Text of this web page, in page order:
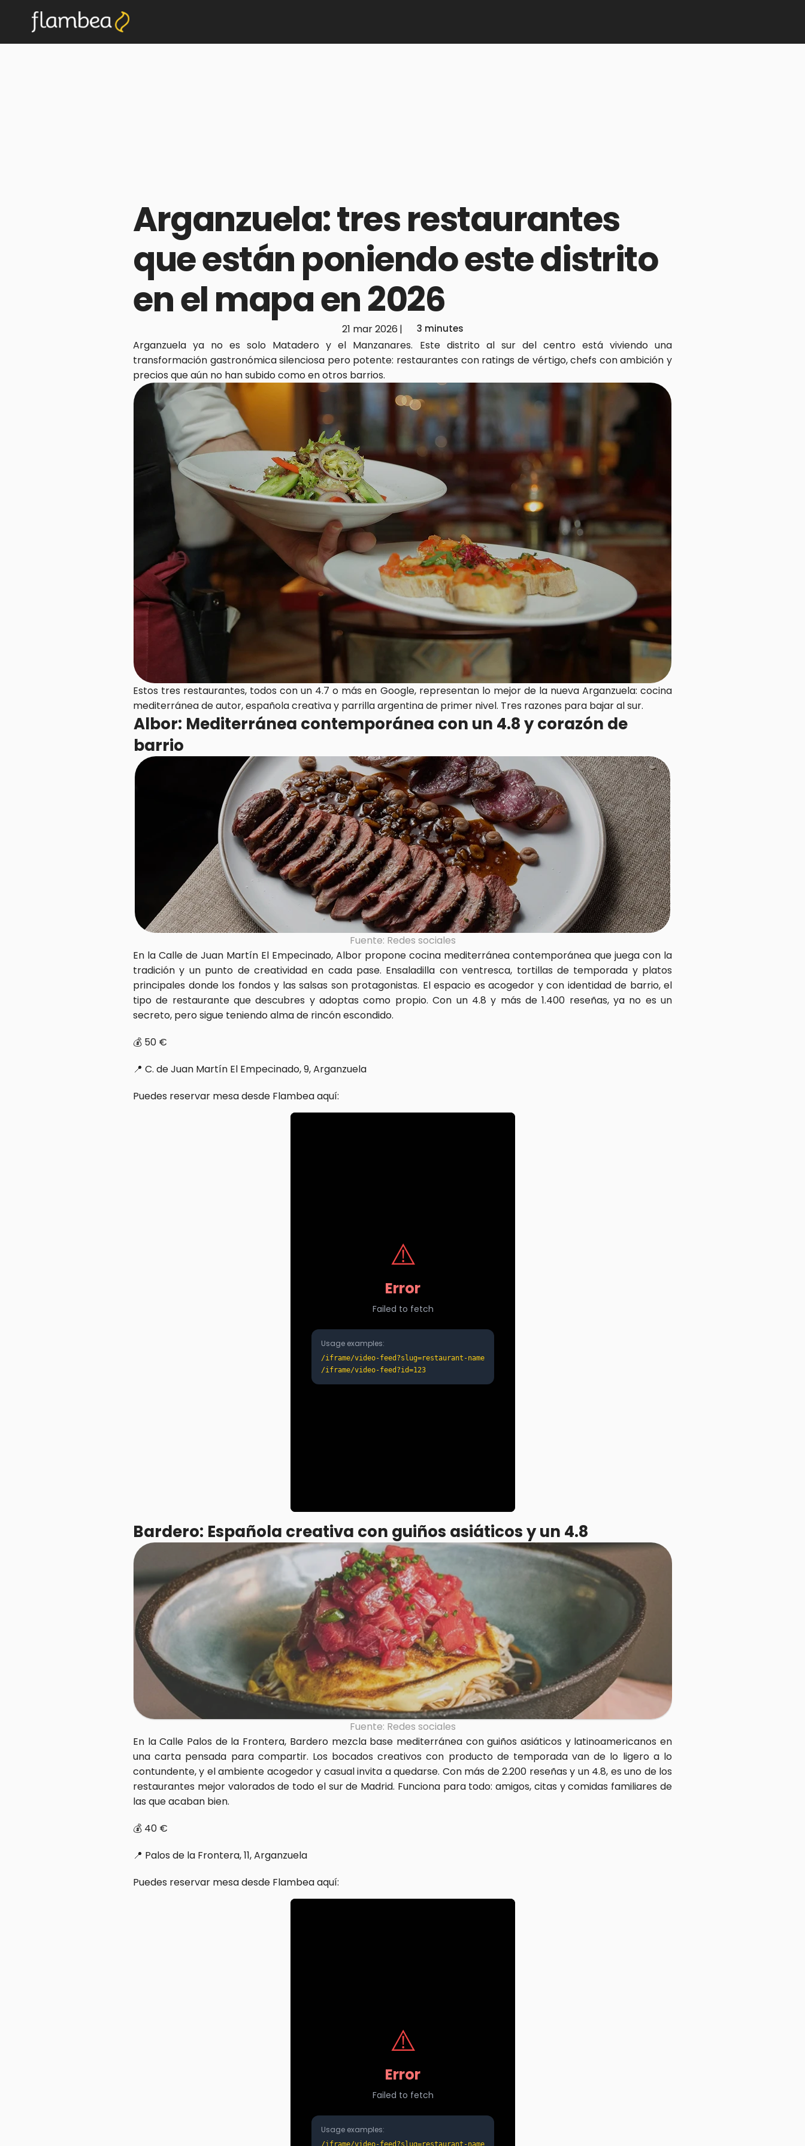
Arganzuela: tres restaurantes
que están poniendo este distrito
en el mapa en 2026
21 mar 2026 | 3 minutes
Arganzuela ya no es solo Matadero y el Manzanares. Este distrito al sur del centro está viviendo una
transformación gastronómica silenciosa pero potente: restaurantes con ratings de vértigo, chefs con ambición y
precios que aún no han subido como en otros barrios.
Estos tres restaurantes, todos con un 4.7 o más en Google, representan lo mejor de la nueva Arganzuela: cocina
mediterránea de autor, española creativa y parrilla argentina de primer nivel. Tres razones para bajar al sur.
Albor: Mediterránea contemporánea con un 4.8 y corazón de
barrio
Fuente: Redes sociales
En la Calle de Juan Martín El Empecinado, Albor propone cocina mediterránea contemporánea que juega con la
tradición y un punto de creatividad en cada pase. Ensaladilla con ventresca, tortillas de temporada y platos
principales donde los fondos y las salsas son protagonistas. El espacio es acogedor y con identidad de barrio, el
tipo de restaurante que descubres y adoptas como propio. Con un 4.8 y más de 1.400 reseñas, ya no es un
secreto, pero sigue teniendo alma de rincón escondido.
💰 50 €
📍 C. de Juan Martín El Empecinado, 9, Arganzuela
Puedes reservar mesa desde Flambea aquí:
Bardero: Española creativa con guiños asiáticos y un 4.8
Fuente: Redes sociales
En la Calle Palos de la Frontera, Bardero mezcla base mediterránea con guiños asiáticos y latinoamericanos en
una carta pensada para compartir. Los bocados creativos con producto de temporada van de lo ligero a lo
contundente, y el ambiente acogedor y casual invita a quedarse. Con más de 2.200 reseñas y un 4.8, es uno de los
restaurantes mejor valorados de todo el sur de Madrid. Funciona para todo: amigos, citas y comidas familiares de
las que acaban bien.
💰 40 €
📍 Palos de la Frontera, 11, Arganzuela
Puedes reservar mesa desde Flambea aquí: